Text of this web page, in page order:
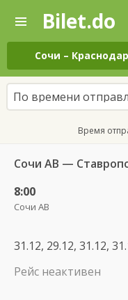
—
Поиск
и
покупка
билетов
на
автобус
онлайн
Bilet.do
Сочи – Краснодар
По времени
Время
Сочи АВ —
8:00
Сочи АВ
31.12, 29.12, 31.12,
Рейс неактивен